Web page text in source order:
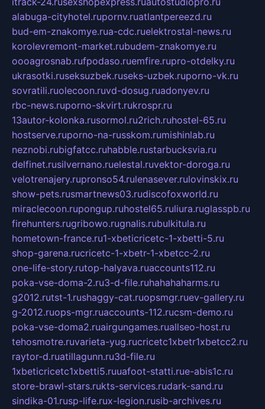
alabuga-cityhotel.rupornv.ruatlantpereezd.ru
bud-em-znakomye.rua-cdc.ruelektrostal-news.ru
korolevremont-market.rubudem-znakomye.ru
oooagrosnab.rufpodaso.ruemfire.rupro-otdelky.ru
ukrasotki.ruseksuzbek.ruseks-uzbek.ruporno-vk.ru
sovratili.ruolecoon.ruvd-dosug.ruadonyev.ru
rbc-news.ruporno-skvirt.rukrospr.ru
13autor-kolonka.rusormol.ru2rich.ruhostel-65.ru
hostserve.ruporno-na-russkom.rumishinlab.ru
neznobi.rubigfatcc.ruhabble.rustarbucksvia.ru
delfinet.rusilvernano.ruelestal.ruvektor-doroga.ru
velotrenajery.rupronso54.rulenasever.rulovinskix.ru
show-pets.rusmartnews03.rudiscofoxworld.ru
miraclecoon.rupongup.ruhostel65.ruliura.ruglasspb.ru
firehunters.rugribowo.rugnalis.rubulkitula.ru
hometown-france.ru1-xbeticricetc-1-xbetti-5.ru
shop-garena.rucricetc-1-xbetr-1-xbetcc-2.ru
one-life-story.rutop-halyava.ruaccounts112.ru
poka-vse-doma-2.ru3-d-file.ruhahahaharms.ru
g2012.rutst-1.rushaggy-cat.ruopsmgr.ruev-gallery.ru
g-2012.ruops-mgr.ruaccounts-112.rucsm-demo.ru
poka-vse-doma2.ruairgungames.ruallseo-host.ru
tehosmotre.ruvarieta-yug.rucricetc1xbetr1xbetcc2.ru
raytor-d.ruatillagunn.ru3d-file.ru
1xbeticricetc1xbetti5.ruuafoot-statti.rue-abis1c.ru
store-brawl-stars.rukts-services.rudark-sand.ru
sindika-01.rusp-life.rux-legion.rusib-archives.ru